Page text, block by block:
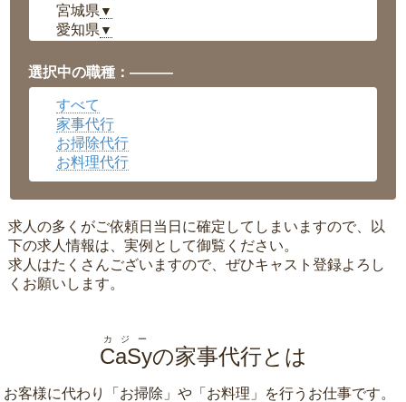
宮城県 ▼
愛知県 ▼
岡山県▼
広島県▼
沖縄県
選択中の職種：———
すべて
家事代行
お掃除代行
お料理代行
求人の多くがご依頼日当日に確定してしまいますので、以
下の求人情報は、実例として御覧ください。
求人はたくさんございますので、ぜひキャスト登録よろし
くお願いします。
CaSy
カジー
の家事代行とは
お客様に代わり「 お掃除 」や「 お料理 」を行うお仕事です。